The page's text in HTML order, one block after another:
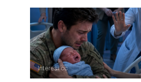
Interesi.cc